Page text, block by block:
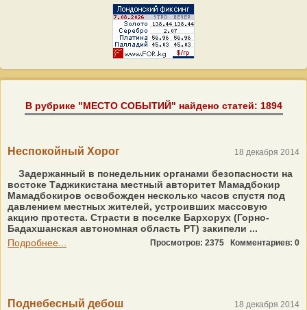
В рубрике "МЕСТО СОБЫТИЙ" найдено статей: 1894
Неспокойный Хорог 18 декабря 2014
Задержанный в понедельник органами безопасности на
востоке Таджикистана местный авторитет Мамадбокир
Мамадбокиров освобожден несколько часов спустя под
давлением местных жителей, устроивших массовую
акцию протеста. Страсти в поселке Бархорух (Горно-
Бадахшанская автономная область РТ) закипели ...
Подробнее...
Просмотров: 2375 Комментариев: 0
Поднебесный дебош 18 декабря 2014